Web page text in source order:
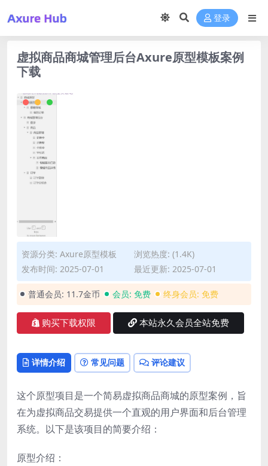
登录
虚拟商品商城管理后台Axure原型模板案例
下载
资源分类: Axure原型模板
浏览热度: (1.4K)
发布时间: 2025-07-01
最近更新: 2025-07-01
普通会员: 11.7金币 会员: 免费 终身会员: 免费
购买下载权限 本站永久会员全站免费
详情介绍 常见问题 评论建议
这个原型项目是一个简易虚拟商品商城的原型案例，旨
在为虚拟商品交易提供一个直观的用户界面和后台管理
系统。以下是该项目的简要介绍：
原型介绍：